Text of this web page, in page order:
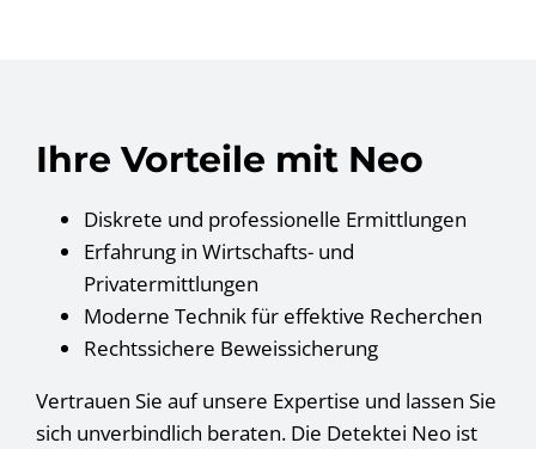
Ihre Vorteile mit Neo
Diskrete und professionelle Ermittlungen
Erfahrung in Wirtschafts- und
Privatermittlungen
Moderne Technik für effektive Recherchen
Rechtssichere Beweissicherung
Vertrauen Sie auf unsere Expertise und lassen Sie
sich unverbindlich beraten. Die Detektei Neo ist